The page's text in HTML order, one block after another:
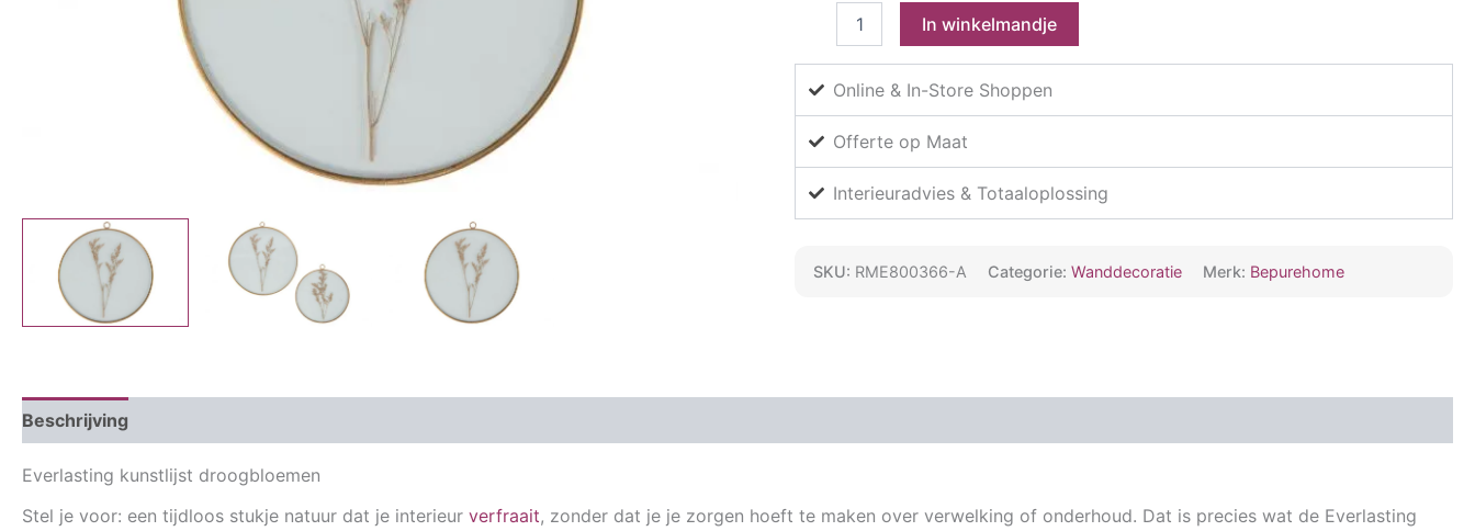
aantal
In winkelmandje
Online & In-Store Shoppen
Offerte op Maat
Interieuradvies & Totaaloplossing
SKU: RME800366-A Categorie:Wanddecoratie Merk: Bepurehome
Beschrijving
Everlasting kunstlijst droogbloemen
Stel je voor: een tijdloos stukje natuur dat je interieur verfraait, zonder dat je je zorgen hoeft te maken over verwelking of onderhoud. Dat is precies wat de Everlasting